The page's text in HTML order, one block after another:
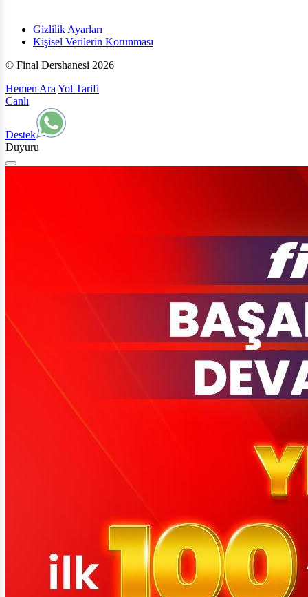
Gizlilik Ayarları
Kişisel Verilerin Korunması
© Final Dershanesi 2026
Hemen Ara Yol Tarifi
Canlı
Destek
Duyuru